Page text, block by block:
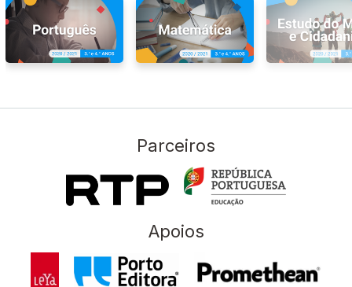
Parceiros
Apoios